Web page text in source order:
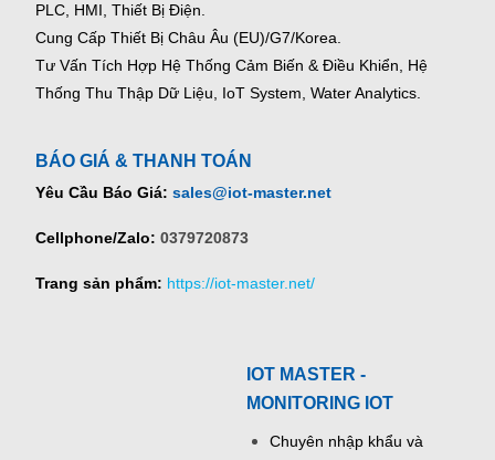
PLC, HMI, Thiết Bị Điện.
Cung Cấp Thiết Bị Châu Âu (EU)/G7/Korea.
Tư Vấn Tích Hợp Hệ Thống Cảm Biến & Điều Khiển, Hệ
Thống Thu Thập Dữ Liệu, IoT System, Water Analytics.
BÁO GIÁ & THANH TOÁN
Yêu Cầu Báo Giá: sales@iot-master.net
Cellphone/Zalo: 0379720873
Trang sản phẩm: https://iot-master.net/
IOT MASTER -
MONITORING IOT
Chuyên nhập khẩu và